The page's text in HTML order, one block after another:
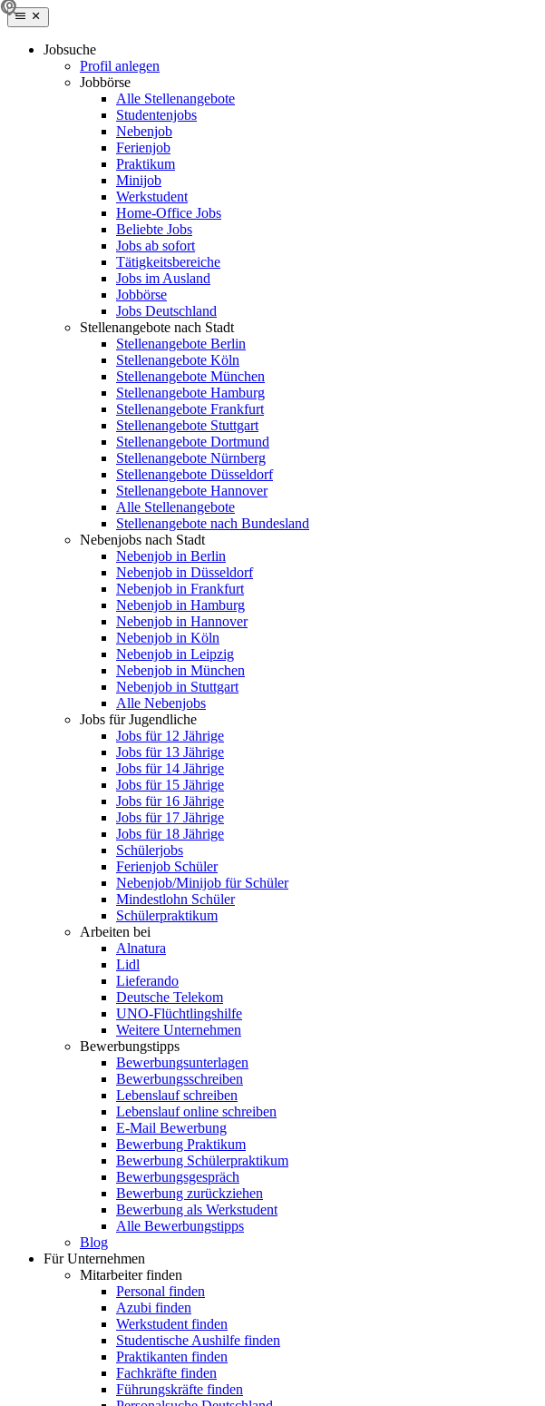
Jobsuche
Profil anlegen
Jobbörse
Alle Stellenangebote
Studentenjobs
Nebenjob
Ferienjob
Praktikum
Minijob
Werkstudent
Home-Office Jobs
Beliebte Jobs
Jobs ab sofort
Tätigkeitsbereiche
Jobs im Ausland
Jobbörse
Jobs Deutschland
Stellenangebote nach Stadt
Stellenangebote Berlin
Stellenangebote Köln
Stellenangebote München
Stellenangebote Hamburg
Stellenangebote Frankfurt
Stellenangebote Stuttgart
Stellenangebote Dortmund
Stellenangebote Nürnberg
Stellenangebote Düsseldorf
Stellenangebote Hannover
Alle Stellenangebote
Stellenangebote nach Bundesland
Nebenjobs nach Stadt
Nebenjob in Berlin
Nebenjob in Düsseldorf
Nebenjob in Frankfurt
Nebenjob in Hamburg
Nebenjob in Hannover
Nebenjob in Köln
Nebenjob in Leipzig
Nebenjob in München
Nebenjob in Stuttgart
Alle Nebenjobs
Jobs für Jugendliche
Jobs für 12 Jährige
Jobs für 13 Jährige
Jobs für 14 Jährige
Jobs für 15 Jährige
Jobs für 16 Jährige
Jobs für 17 Jährige
Jobs für 18 Jährige
Schülerjobs
Ferienjob Schüler
Nebenjob/Minijob für Schüler
Mindestlohn Schüler
Schülerpraktikum
Arbeiten bei
Alnatura
Lidl
Lieferando
Deutsche Telekom
UNO-Flüchtlingshilfe
Weitere Unternehmen
Bewerbungstipps
Bewerbungsunterlagen
Bewerbungsschreiben
Lebenslauf schreiben
Lebenslauf online schreiben
E-Mail Bewerbung
Bewerbung Praktikum
Bewerbung Schülerpraktikum
Bewerbungsgespräch
Bewerbung zurückziehen
Bewerbung als Werkstudent
Alle Bewerbungstipps
Blog
Für Unternehmen
Mitarbeiter finden
Personal finden
Azubi finden
Werkstudent finden
Studentische Aushilfe finden
Praktikanten finden
Fachkräfte finden
Führungskräfte finden